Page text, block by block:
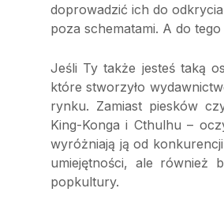
doprowadzić ich do
poza schematami. A do
Jeśli Ty także jesteś taką
które stworzyło
rynku. Zamiast piesków
King-Konga i Cthulhu –
wyróżniają ją od
umiejętności, ale również
popkultury.